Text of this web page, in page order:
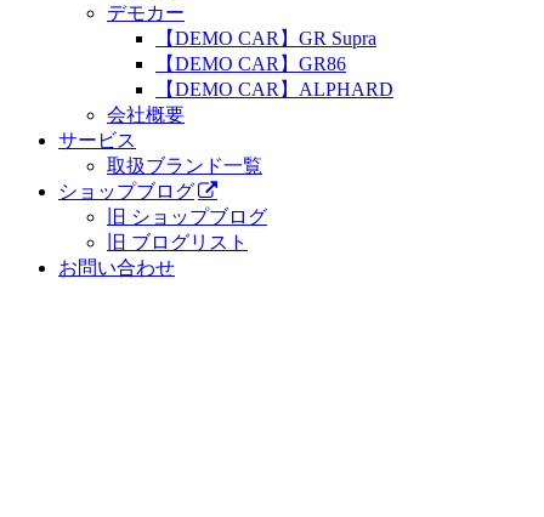
デモカー
【DEMO CAR】GR Supra
【DEMO CAR】GR86
【DEMO CAR】ALPHARD
会社概要
サービス
取扱ブランド一覧
ショップブログ
旧 ショップブログ
旧 ブログリスト
お問い合わせ